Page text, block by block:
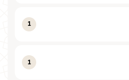
1
1